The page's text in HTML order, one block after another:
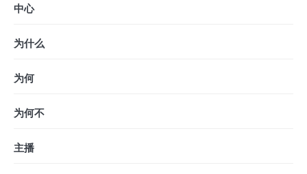
中心
为什么
为何
为何不
主播